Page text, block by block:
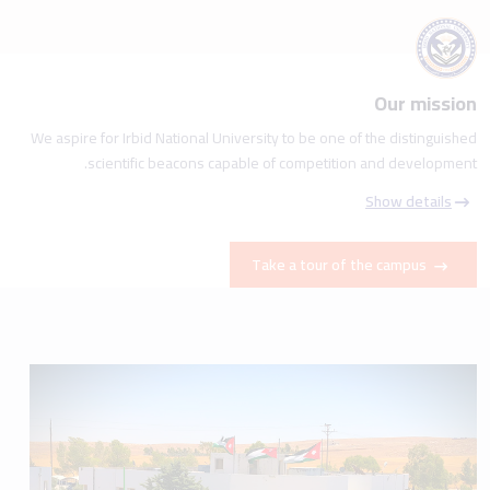
Our mission
We aspire for Irbid National University to be one of the distinguished
scientific beacons capable of competition and development.
Show details
Take a tour of the campus